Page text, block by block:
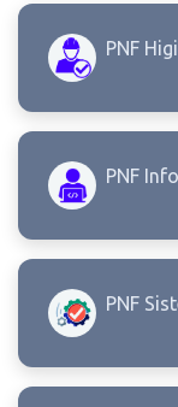
PNF
PNF
PNF